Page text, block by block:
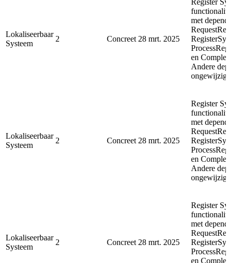
Lokaliseerbaar
Systeem
2 Concreet 28 mrt. 2025
met
en
Andere
Lokaliseerbaar
Systeem
2 Concreet 28 mrt. 2025
Register
met
en
Andere
Lokaliseerbaar
Systeem
2 Concreet 28 mrt. 2025
Register
met
en